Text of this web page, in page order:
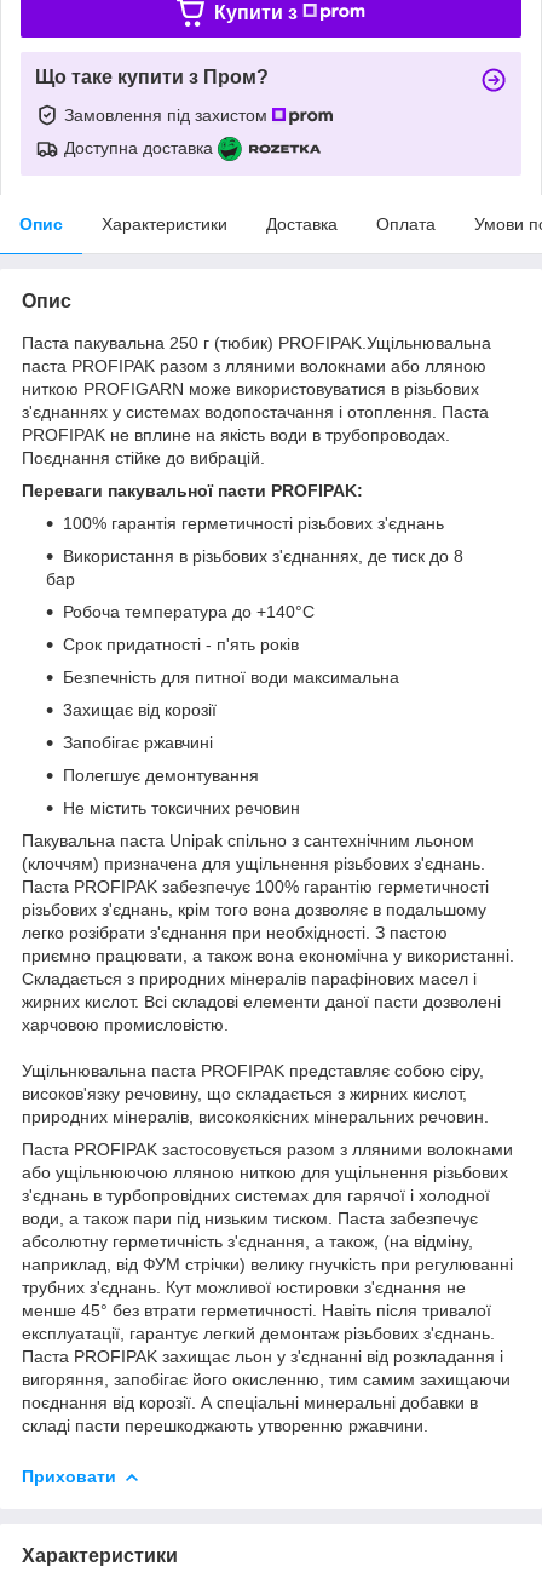
Купити з
Що таке купити з Пром?
Замовлення під захистом
Доступна доставка
Опис Характеристики Доставка Оплата Умови
Опис
Паста пакувальна 250 г (тюбик) PROFIPAK.Ущільнювальна
паста PROFIPAK разом з лляними волокнами або лляною
ниткою PROFIGARN може використовуватися в різьбових
з'єднаннях у системах водопостачання і отоплення. Паста
PROFIPAK не вплине на якість води в трубопроводах.
Поєднання стійке до вибрацій.
Переваги пакувальної пасти PROFIPAK:
100% гарантія герметичності різьбових з'єднань
Використання в різьбових з'єднаннях, де тиск до 8
бap
Робоча температура дo +140°C
Сpoк придатності - п'ять років
Безпечність для питної води максимальна
3ахищає від корозії
Запобігає ржавчині
Полегшує демонтування
Не містить токсичних речовин
Пакувальна паста Unipak спільно з сантехнічним льоном
(клоччям) призначена для ущільнення різьбових з'єднань.
Паста PROFIPAK забезпечує 100% гарантію герметичності
різьбових з'єднань, крім того вона дозволяє в подальшому
легко розібрати з'єднання при необхідності. З пастою
приємно працювати, а також вона економічна у використанні.
Складається з природних мінералів парафінових масел і
жирних кислот. Всі складові елементи даної пасти дозволені
харчовою промисловістю.
Ущільнювальна паста PROFIPAK представляє собою сіру,
високов'язку речовину, що складається з жирних кислот,
природних мінералів, високоякісних мінеральних речовин.
Паста PROFIPAK застосовується разом з лляними волокнами
або ущільнюючою лляною ниткою для ущільнення різьбових
з'єднань в турбопровідних системах для гарячої і холодної
води, а також пари під низьким тиском. Паста забезпечує
абсолютну герметичність з'єднання, а також, (на відміну,
наприклад, від ФУМ стрічки) велику гнучкість при регулюванні
трубних з'єднань. Кут можливої юстировки з'єднання не
менше 45° без втрати герметичності. Навіть після тривалої
експлуатації, гарантує легкий демонтаж різьбових з'єднань.
Паста PROFIPAK захищає льон у з'єднанні від розкладання і
вигоряння, запобігає його окисленню, тим самим захищаючи
поєднання від корозії. А спеціальні минеральні добавки в
складі пасти перешкоджають утворенню ржавчини.
Приховати
Характеристики